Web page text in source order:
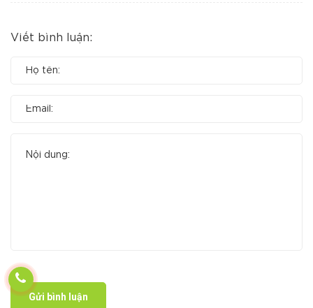
Viết bình luận:
Gửi bình luận